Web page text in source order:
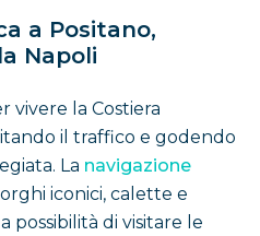
a Positano,
Napoli
vivere la Costiera
il traffico e godendo
La navigazione
iconici, calette e
possibilità di visitare le